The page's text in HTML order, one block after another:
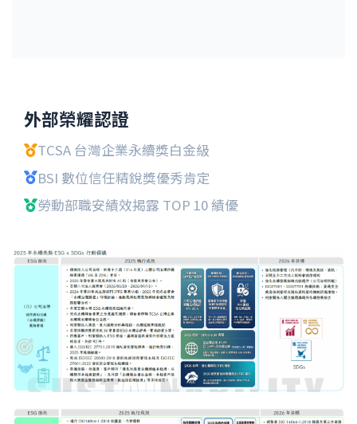
外部榮耀認證
TCSA 台灣企業永續獎白金級
BSI 數位信任精銳獎優秀肯定
勞動部職安績效揭露 TOP 10 績優